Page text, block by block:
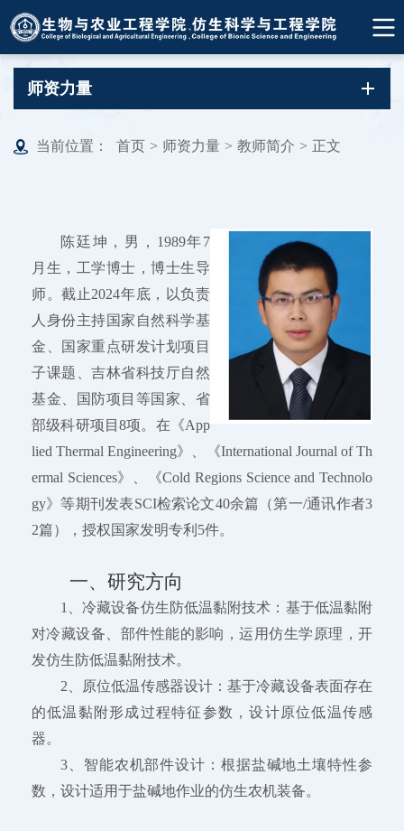
师资力量
当前位置： 首页 > 师资力量 > 教师简介 > 正文
陈廷坤，男，1989年7
月生，工学博士，博士生导
师。截止2024年底，以负责
人身份主持国家自然科学基
金、国家重点研发计划项目
子课题、吉林省科技厅自然
基金、国防项目等国家、省
部级科研项目8项。在《App
lied Thermal Engineering》、《International Journal of Th
ermal Sciences》、《Cold Regions Science and Technolo
gy》等期刊发表SCI检索论文40余篇（第一/通讯作者3
2篇），授权国家发明专利5件。
一、研究方向
1、冷藏设备仿生防低温黏附技术：基于低温黏附
对冷藏设备、部件性能的影响，运用仿生学原理，开
发仿生防低温黏附技术。
2、原位低温传感器设计：基于冷藏设备表面存在
的低温黏附形成过程特征参数，设计原位低温传感
器。
3、智能农机部件设计：根据盐碱地土壤特性参
数，设计适用于盐碱地作业的仿生农机装备。